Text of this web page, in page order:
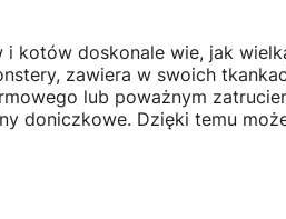
i kotów doskonale wie, jak
zawiera w swoich
lub poważnym
doniczkowe. Dzięki temu